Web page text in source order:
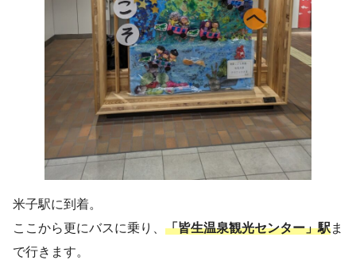
米子駅に到着。
ここから更にバスに乗り、 「皆生温泉観光センター」駅ま
で行きます。